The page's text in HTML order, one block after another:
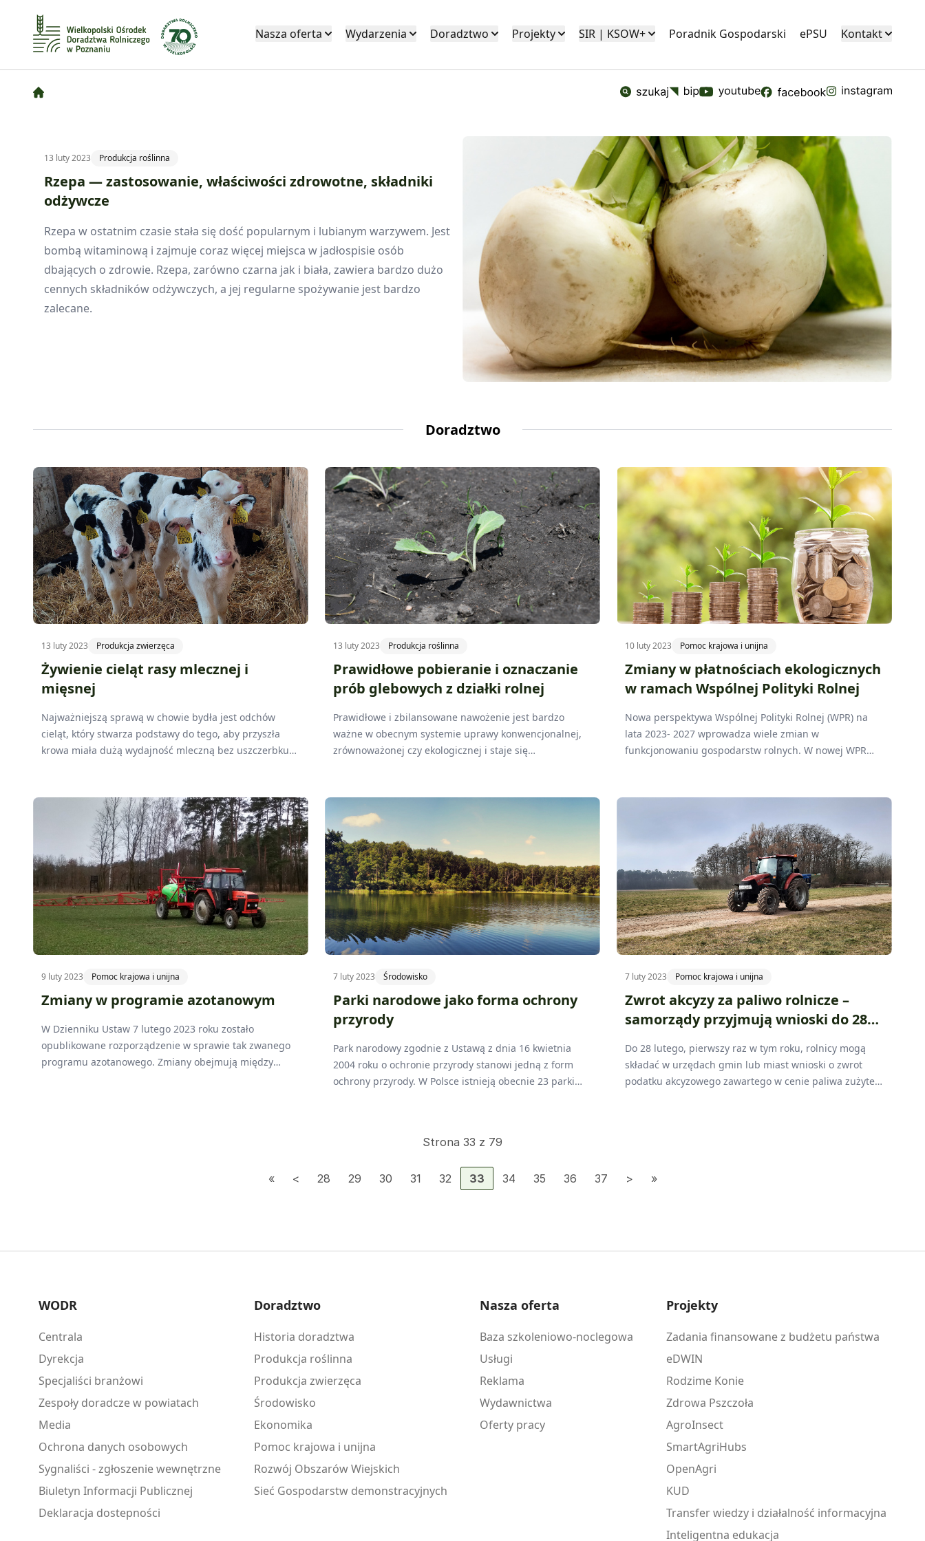
Nasza oferta Wydarzenia Doradztwo Projekty SIR | KSOW+ Poradnik Gospodarski ePSU Kontakt
13 luty 2023 Produkcja roślinna
Rzepa — zastosowanie, właściwości zdrowotne, składniki
odżywcze
Rzepa w ostatnim czasie stała się dość popularnym i lubianym warzywem. Jest
bombą witaminową i zajmuje coraz więcej miejsca w jadłospisie osób
dbających o zdrowie. Rzepa, zarówno czarna jak i biała, zawiera bardzo dużo
cennych składników odżywczych, a jej regularne spożywanie jest bardzo
zalecane.
Doradztwo
13 luty 2023 Produkcja zwierzęca
Żywienie cieląt rasy mlecznej i
mięsnej
Najważniejszą sprawą w chowie bydła jest odchów
cieląt, który stwarza podstawy do tego, aby przyszła
krowa miała dużą wydajność mleczną bez uszczerbku
łatwość porodów.
13 luty 2023 Produkcja roślinna
Prawidłowe pobieranie i oznaczanie
prób glebowych z działki rolnej
Prawidłowe i zbilansowane nawożenie jest bardzo
ważne w obecnym systemie uprawy konwencjonalnej,
zrównoważonej czy ekologicznej i staje się
nadmiar składników mineralnych w glebie powoduje
straty w plonie lub opóźnienie dojrzewania. Wykonanie
próbek glebowych może szybko dać nam odpowiedź na
temat tego, co dzieje się z uprawą i z jakimi problemami
się ona zmaga.
10 luty 2023 Pomoc krajowa i unijna
Zmiany w płatnościach ekologicznych
w ramach Wspólnej Polityki Rolnej
Nowa perspektywa Wspólnej Polityki Rolnej (WPR) na
lata 2023- 2027 wprowadza wiele zmian w
funkcjonowaniu gospodarstw rolnych. W nowej WPR
9 luty 2023 Pomoc krajowa i unijna
Zmiany w programie azotanowym
W Dzienniku Ustaw 7 lutego 2023 roku zostało
opublikowane rozporządzenie w sprawie tak zwanego
programu azotanowego. Zmiany obejmują między
7 luty 2023 Środowisko
Parki narodowe jako forma ochrony
przyrody
Park narodowy zgodnie z Ustawą z dnia 16 kwietnia
2004 roku o ochronie przyrody stanowi jedną z form
ochrony przyrody. W Polsce istnieją obecnie 23 parki
7 luty 2023 Pomoc krajowa i unijna
Zwrot akcyzy za paliwo rolnicze –
samorządy przyjmują wnioski do 28
Do 28 lutego, pierwszy raz w tym roku, rolnicy mogą
składać w urzędach gmin lub miast wnioski o zwrot
podatku akcyzowego zawartego w cenie paliwa zużytego
Strona 33 z 79
28 29 30 31 32 33 34 35 36 37
WODR
Centrala
Dyrekcja
Specjaliści branżowi
Zespoły doradcze w powiatach
Media
Ochrona danych osobowych
Sygnaliści - zgłoszenie wewnętrzne
Biuletyn Informacji Publicznej
Deklaracja dostepności
Doradztwo
Historia doradztwa
Produkcja roślinna
Produkcja zwierzęca
Środowisko
Ekonomika
Pomoc krajowa i unijna
Rozwój Obszarów Wiejskich
Sieć Gospodarstw demonstracyjnych
Nasza oferta
Baza szkoleniowo-noclegowa
Usługi
Reklama
Wydawnictwa
Oferty pracy
Projekty
Zadania finansowane z budżetu państwa
eDWIN
Rodzime Konie
Zdrowa Pszczoła
AgroInsect
SmartAgriHubs
OpenAgri
KUD
Transfer wiedzy i działalność informacyjna
Inteligentna edukacja